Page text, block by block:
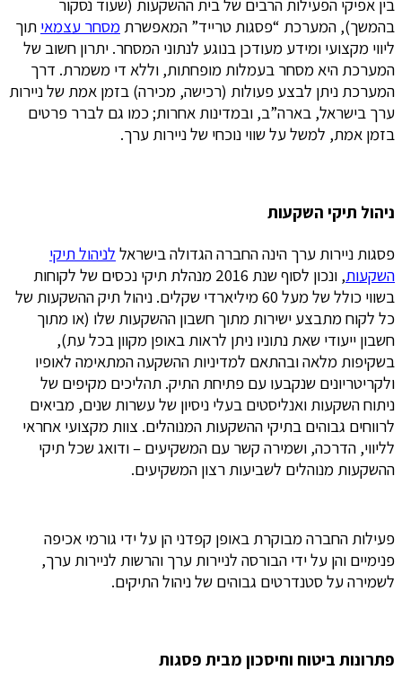
בין אפיקי הפעילות הרבים של בית ההשקעות (שעוד נסקור
בהמשך), המערכת “פסגות טרייד” המאפשרת מסחר עצמאי תוך
ליווי מקצועי ומידע מעודכן בנוגע לנתוני המסחר. יתרון חשוב של
המערכת היא מסחר בעמלות מופחתות, וללא די משמרת. דרך
המערכת ניתן לבצע פעולות (רכישה, מכירה) בזמן אמת של ניירות
ערך בישראל, בארה”ב, ובמדינות אחרות; כמו גם לברר פרטים
בזמן אמת, למשל על שווי נוכחי של ניירות ערך.
ניהול תיקי השקעות
פסגות ניירות ערך הינה החברה הגדולה בישראל לניהול תיקי
השקעות
, ונכון לסוף שנת 2016 מנהלת תיקי נכסים של לקוחות
בשווי כולל של מעל 60 מיליארדי שקלים. ניהול תיק ההשקעות של
כל לקוח מתבצע ישירות מתוך חשבון ההשקעות שלו (או מתוך
חשבון ייעודי שאת נתוניו ניתן לראות באופן מקוון בכל עת),
בשקיפות מלאה ובהתאם למדיניות ההשקעה המתאימה לאופיו
ולקריטריונים שנקבעו עם פתיחת התיק. תהליכים מקיפים של
ניתוח השקעות ואנליסטים בעלי ניסיון של עשרות שנים, מביאים
לרווחים גבוהים בתיקי ההשקעות המנוהלים. צוות מקצועי אחראי
לליווי, הדרכה, ושמירה קשר עם המשקיעים – ודואג שכל תיקי
ההשקעות מנוהלים לשביעות רצון המשקיעים.
פעילות החברה מבוקרת באופן קפדני הן על ידי גורמי אכיפה
פנימיים והן על ידי הבורסה לניירות ערך והרשות לניירות ערך,
לשמירה על סטנדרטים גבוהים של ניהול התיקים.
פתרונות ביטוח וחיסכון מבית פסגות